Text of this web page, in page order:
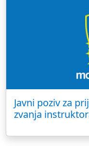
Javni poziv za
zvanja